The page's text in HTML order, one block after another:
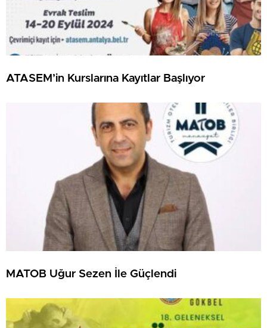
ATASEM’in Kurslarına Kayıtlar Başlıyor
MATOB Uğur Sezen İle Güçlendi